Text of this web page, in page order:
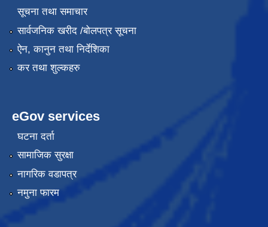
सूचना तथा समाचार
सार्वजनिक खरीद /बोलपत्र सूचना
ऐन, कानुन तथा निर्देशिका
कर तथा शुल्कहरु
eGov services
घटना दर्ता
सामाजिक सुरक्षा
नागरिक वडापत्र
नमुना फारम